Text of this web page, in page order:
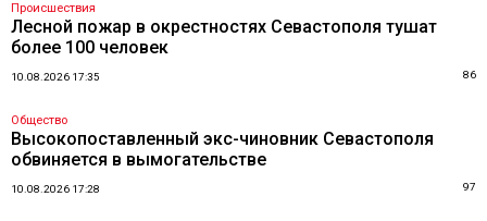
Происшествия
Лесной пожар в окрестностях Севастополя тушат
более 100 человек
10.08.2026 17:35 86
Общество
Высокопоставленный экс-чиновник Севастополя
обвиняется в вымогательстве
10.08.2026 17:28 97